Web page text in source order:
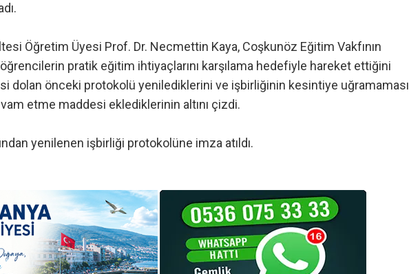
Öğretim Üyesi Prof. Dr. Necmettin Kaya, Coşkunöz Eğitim Vakfının
öğrencilerin pratik eğitim ihtiyaçlarını karşılama hedefiyle hareket ettiğini
dolan önceki protokolü yenilediklerini ve işbirliğinin kesintiye uğramaması
etme maddesi eklediklerinin altını çizdi.
yenilenen işbirliği protokolüne imza atıldı.